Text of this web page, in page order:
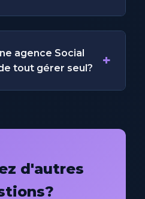
agence Social
tout gérer seul?
+
d'autres